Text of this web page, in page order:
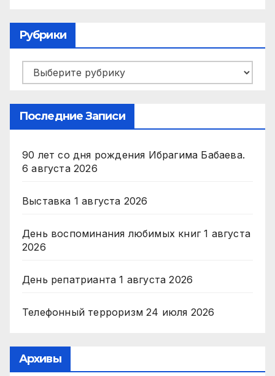
Рубрики
Рубрики
Последние Записи
90 лет со дня рождения Ибрагима Бабаева.
6 августа 2026
Выставка 1 августа 2026
День воспоминания любимых книг 1 августа
2026
День репатрианта 1 августа 2026
Телефонный терроризм 24 июля 2026
Архивы